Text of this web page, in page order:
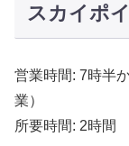
スカイポ
営業時間: 7時半
業）
所要時間: 2時間